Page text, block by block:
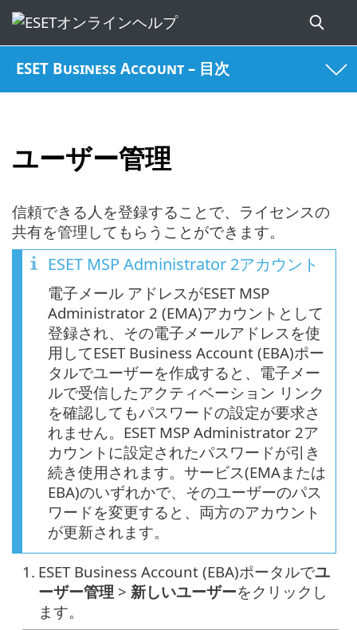
ESET Business Account – 目次
ユーザー管理
信頼できる人を登録することで、ライセンスの
共有を管理してもらうことができます。
ESET MSP Administrator 2アカウント
電子メール アドレスがESET MSP
Administrator 2 (EMA)アカウントとして
登録され、その電子メールアドレスを使
用してESET Business Account (EBA)ポー
タルでユーザーを作成すると、電子メー
ルで受信したアクティベーション リンク
を確認してもパスワードの設定が要求さ
れません。ESET MSP Administrator 2ア
カウントに設定されたパスワードが引き
続き使用されます。サービス(EMAまたは
EBA)のいずれかで、そのユーザーのパス
ワードを変更すると、両方のアカウント
が更新されます。
1. ESET Business Account (EBA)ポータルでユ
ーザー管理 > 新しいユーザーをクリックし
ます。